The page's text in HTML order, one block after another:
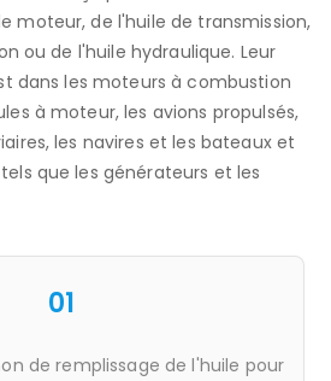
moteur, de l'huile de transmission,
ou de l'huile hydraulique. Leur
dans les moteurs à combustion
à moteur, les avions propulsés,
les navires et les bateaux et
que les générateurs et les
01
de remplissage de l'huile pour